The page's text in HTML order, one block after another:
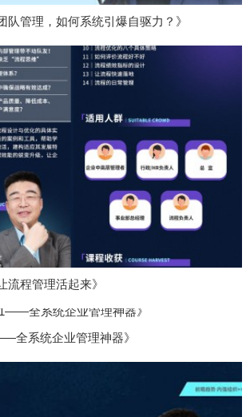
队管理，如何系统引爆自驱力？》
流程管理活起来》
全系统企业管理神器》